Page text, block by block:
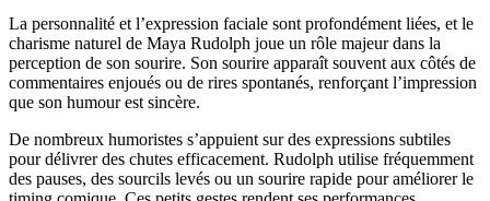
La personnalité et l’expression faciale sont profondément liées, et le
charisme naturel de Maya Rudolph joue un rôle majeur dans la
perception de son sourire. Son sourire apparaît souvent aux côtés de
commentaires enjoués ou de rires spontanés, renforçant l’impression
que son humour est sincère.
De nombreux humoristes s’appuient sur des expressions subtiles
pour délivrer des chutes efficacement. Rudolph utilise fréquemment
des pauses, des sourcils levés ou un sourire rapide pour améliorer le